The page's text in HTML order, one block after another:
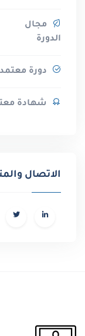
مجال
الدورة
دورة
شهادة
الاتصال